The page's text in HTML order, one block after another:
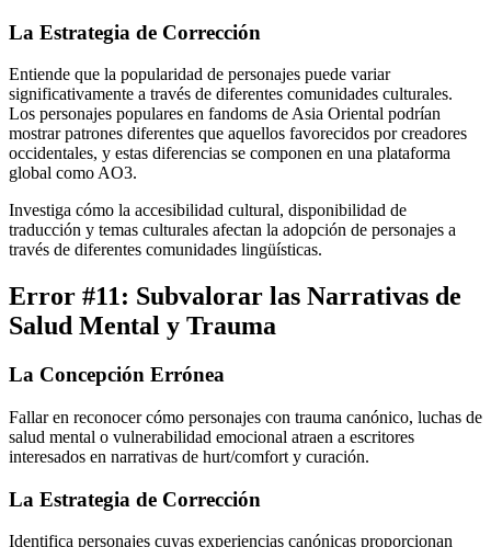
La Estrategia de Corrección
Entiende que la popularidad de personajes puede variar
significativamente a través de diferentes comunidades culturales.
Los personajes populares en fandoms de Asia Oriental podrían
mostrar patrones diferentes que aquellos favorecidos por creadores
occidentales, y estas diferencias se componen en una plataforma
global como AO3.
Investiga cómo la accesibilidad cultural, disponibilidad de
traducción y temas culturales afectan la adopción de personajes a
través de diferentes comunidades lingüísticas.
Error #11: Subvalorar las Narrativas de
Salud Mental y Trauma
La Concepción Errónea
Fallar en reconocer cómo personajes con trauma canónico, luchas de
salud mental o vulnerabilidad emocional atraen a escritores
interesados en narrativas de hurt/comfort y curación.
La Estrategia de Corrección
Identifica personajes cuyas experiencias canónicas proporcionan